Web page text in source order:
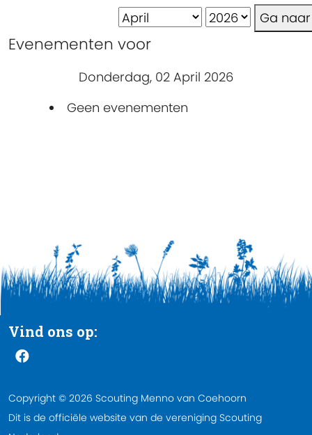
Ga
Evenementen voor
Donderdag, 02 April 2026
Geen evenementen
Vind ons op:
Copyright © 2026 Scouting Menno van Coehoorn
Dit is de officiële website van de vereniging Scouting